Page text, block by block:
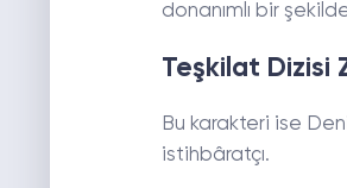
donanımlı bir
Teşkilat Dizisi
Bu karakteri ise
istihbâratçı.